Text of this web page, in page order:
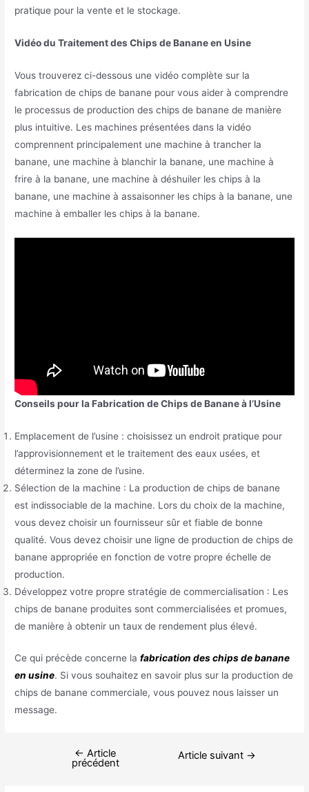
pratique pour la vente et le stockage.
Vidéo du Traitement des Chips de Banane en Usine
Vous trouverez ci-dessous une vidéo complète sur la
fabrication de chips de banane pour vous aider à comprendre
le processus de production des chips de banane de manière
plus intuitive. Les machines présentées dans la vidéo
comprennent principalement une machine à trancher la
banane, une machine à blanchir la banane, une machine à
frire à la banane, une machine à déshuiler les chips à la
banane, une machine à assaisonner les chips à la banane, une
machine à emballer les chips à la banane.
Conseils pour la Fabrication de Chips de Banane à l’Usine
Emplacement de l’usine : choisissez un endroit pratique pour
l’approvisionnement et le traitement des eaux usées, et
déterminez la zone de l’usine.
Sélection de la machine : La production de chips de banane
est indissociable de la machine. Lors du choix de la machine,
vous devez choisir un fournisseur sûr et fiable de bonne
qualité. Vous devez choisir une ligne de production de chips de
banane appropriée en fonction de votre propre échelle de
production.
Développez votre propre stratégie de commercialisation : Les
chips de banane produites sont commercialisées et promues,
de manière à obtenir un taux de rendement plus élevé.
Ce qui précède concerne lafabrication des chips de banane
en usine. Si vous souhaitez en savoir plus sur la production de
chips de banane commerciale, vous pouvez nous laisser un
message.
← Article
précédent
Article suivant →